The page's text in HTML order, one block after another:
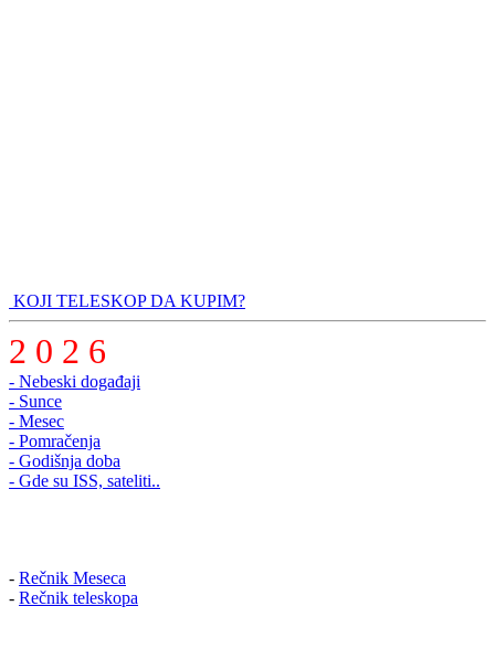
KOJI TELESKOP DA KUPIM?
2 0 2 6
- Nebeski događaji
- Sunce
- Mesec
- Pomračenja
- Godišnja doba
- Gde su ISS, sateliti..
- Rečnik Meseca
- Rečnik teleskopa